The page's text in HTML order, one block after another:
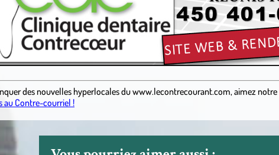
des nouvelles hyperlocales duwww.lecontrecourant.com,aimez notre
au Contre-courriel !